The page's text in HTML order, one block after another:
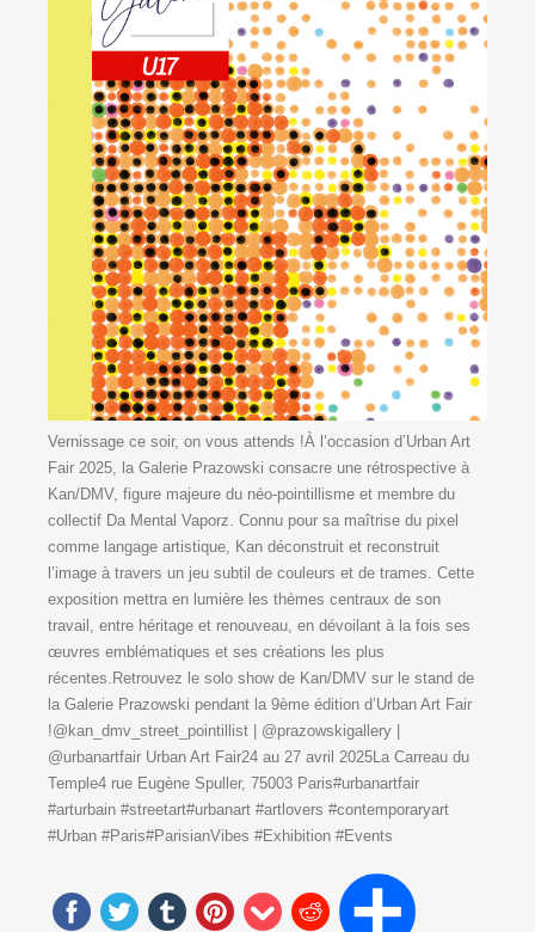
Vernissage ce soir, on vous attends !À l’occasion d’Urban Art
Fair 2025, la Galerie Prazowski consacre une rétrospective à
Kan/DMV, figure majeure du néo-pointillisme et membre du
collectif Da Mental Vaporz. Connu pour sa maîtrise du pixel
comme langage artistique, Kan déconstruit et reconstruit
l’image à travers un jeu subtil de couleurs et de trames. Cette
exposition mettra en lumière les thèmes centraux de son
travail, entre héritage et renouveau, en dévoilant à la fois ses
œuvres emblématiques et ses créations les plus
récentes.Retrouvez le solo show de Kan/DMV sur le stand de
la Galerie Prazowski pendant la 9ème édition d’Urban Art Fair
!@kan_dmv_street_pointillist | @prazowskigallery |
@urbanartfair Urban Art Fair24 au 27 avril 2025La Carreau du
Temple4 rue Eugène Spuller, 75003 Paris#urbanartfair
#arturbain #streetart#urbanart #artlovers #contemporaryart
#Urban #Paris#ParisianVibes #Exhibition #Events